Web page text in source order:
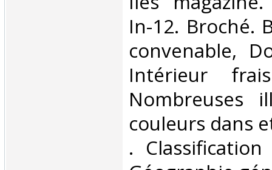
In-12. Broché.
convenable,
Intérieur
Nombreuses
couleurs dans
.